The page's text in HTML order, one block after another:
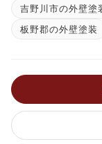
吉野川市の外壁塗
板野郡の外壁塗装